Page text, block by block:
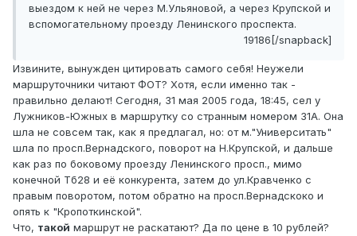
выездом к ней не через М.Ульяновой, а через Крупской и
вспомогательному проезду Ленинского проспекта.
19186[/snapback]
Извините, вынужден цитировать самого себя! Неужели
маршруточники читают ФОТ? Хотя, если именно так -
правильно делают! Сегодня, 31 мая 2005 года, 18:45, сел у
Лужников-Южных в маршрутку со странным номером 31А. Она
шла не совсем так, как я предлагал, но: от м."Университать"
шла по просп.Вернадского, поворот на Н.Крупской, и дальше
как раз по боковому проезду Ленинского просп., мимо
конечной Тб28 и её конкурента, затем до ул.Кравченко с
правым поворотом, потом обратно на просп.Вернадскоко и
опять к "Кропоткинской".
Что, такой маршрут не раскатают? Да по цене в 10 рублей?